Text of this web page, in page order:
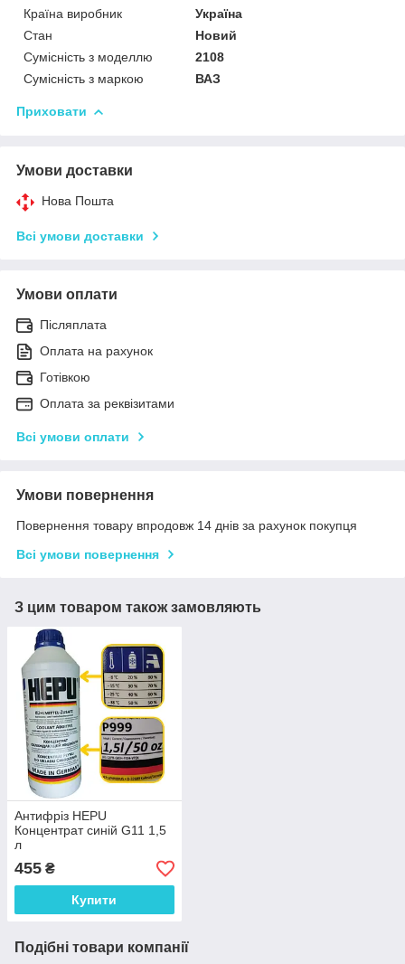
Країна виробник
Україна
Стан
Новий
Сумісність з моделлю
2108
Сумісність з маркою
ВАЗ
Приховати
Умови доставки
Нова Пошта
Всі умови доставки
Умови оплати
Післяплата
Оплата на рахунок
Готівкою
Оплата за реквізитами
Всі умови оплати
Умови повернення
Повернення товару впродовж 14 днів за рахунок покупця
Всі умови повернення
З цим товаром також замовляють
Антифріз HEPU
Концентрат синій G11 1,5
л
455 ₴
Купити
Подібні товари компанії